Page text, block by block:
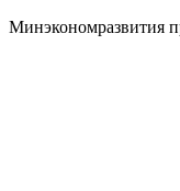
Минэкономразвития